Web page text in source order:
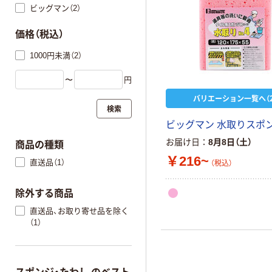
バリエーション一覧へ（2
ビッグマン 水取りスポ
お届け日 8月8日（土）
￥216~ （税込）
ビッグマン（2）
価格（税込）
1000円未満（2）
〜 円
検索
商品の種類
直送品（1）
除外する商品
直送品、お取り寄せ品を除く
（1）